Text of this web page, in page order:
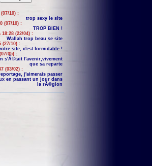
10) :
trop sexy le site
(07/10) :
TROP BIEN !
18:28 (22/04) :
Wallah trop beau se site
(27/10) :
site, c'est formidable !
05) :
s'Ã©tait l'avenir,vivement
que sa reparte
(03/02) :
j'aimerais passer
en passant un jour dans
la rÃ©gion